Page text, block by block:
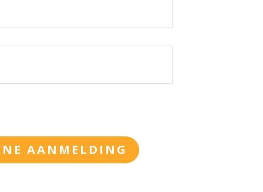
AANMELDING